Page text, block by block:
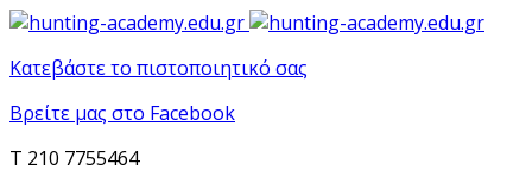
Κατεβάστε το πιστοποιητικό σας
Βρείτε μας στο Facebook
T 210 7755464